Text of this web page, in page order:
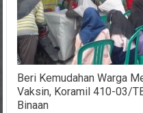
Beri Kemudahan Warga
Vaksin, Koramil 410-03/
Binaan